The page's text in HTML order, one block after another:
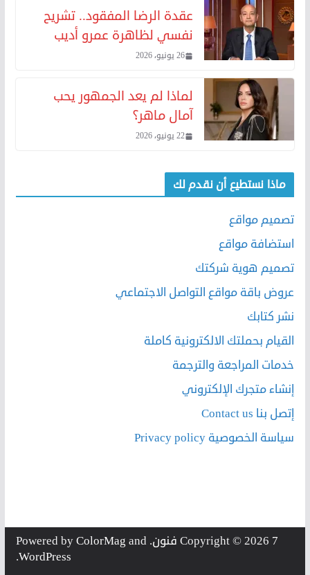
عقدة الرضا المفقود.. تشريح
نفسي لظاهرة عمرو أديب
26 يونيو، 2026
لماذا لم يعد الجمهور يحب
آمال ماهر؟
22 يونيو، 2026
ماذا نستطيع أن نقدم لك
تصميم مواقع
استضافة مواقع
تصميم هوية شركتك
عروض باقة مواقع التواصل الاجتماعي
نشر كتابك
القيام بحملتك الالكترونية كاملة
خدمات المراجعة والترجمة
إنشاء متجرك الإلكتروني
إتصل بنا Contact us
سياسة الخصوصية Privacy policy
Copyright © 2026 7 فنون . Powered by
ColorMag and
WordPress
.